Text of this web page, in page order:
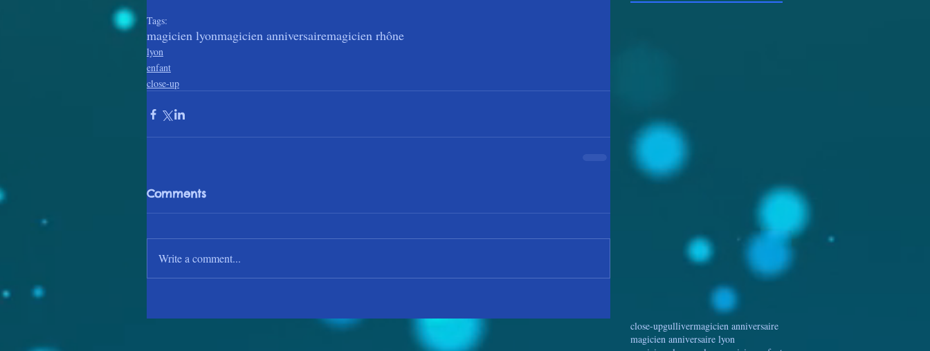
Tags:
magicien lyonmagicien anniversairemagicien rhône
lyon
enfant
close-up
Comments
Write a comment...
close-upgullivermagicien anniversaire
magicien anniversaire lyon